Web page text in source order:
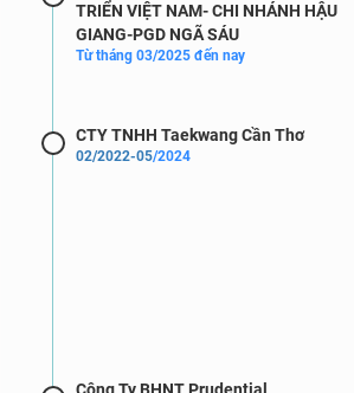
TRIỂN VIỆT NAM- CHI NHÁNH HẬU
GIANG-PGD NGÃ SÁU
Từ tháng 03/2025 đến nay
CTY TNHH Taekwang Cần Thơ
02/2022-05/2024